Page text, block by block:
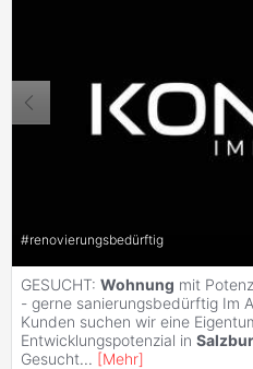
#renovierungsbedürftig
GESUCHT: Wohnung mit
- gerne sanierungsbedürftig Im
Kunden suchen wir eine
Entwicklungspotenzial in
Gesucht... [Mehr]